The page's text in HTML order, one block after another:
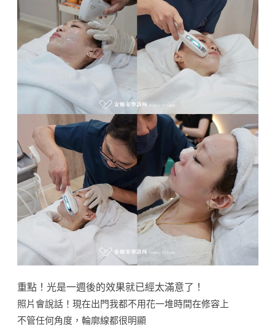
重點！光是一週後的效果就已經太滿意了！
照片會說話！現在出門我都不用花一堆時間在修容上
不管任何角度，輪廓線都很明顯